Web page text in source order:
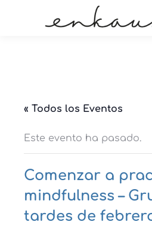
« Todos los Eventos
Este evento ha pasado.
Comenzar a
mindfulness –
tardes de